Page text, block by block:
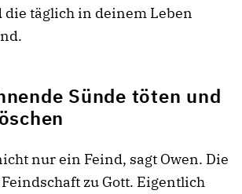
die täglich in deinem Leben
Sünde töten und
nur ein Feind, sagt Owen. Die
zu Gott. Eigentlich